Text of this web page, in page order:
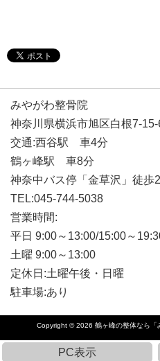
みやがわ整骨院
神奈川県横浜市旭区白根7-
交通:西谷駅 車4分
鶴ヶ峰駅 車8分
神奈中バス停「金草沢」徒歩
TEL:045-744-5038
営業時間:
平日 9:00～13:00/15:00～
土曜 9:00～13:00
定休日:土曜午後・日曜
駐車場:あり
Copyright © 2026 鶴ヶ峰の整体なら「
PC表示